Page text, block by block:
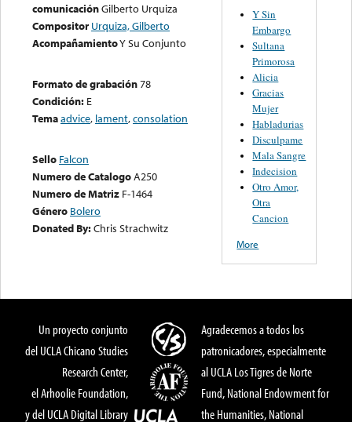
comunicaciónGilberto Urquiza
Compositor Urquiza, Gilberto
AcompañamientoY Su Conjunto
Formato de grabación78
Condición: E
Temaadvice, lament,consolation
Sello Falcon
Numero de CatalogoA250
Numero de Matriz F-1464
Género Bolero
Donated By:Chris Strachwitz
Y Sin
Embargo
Sultana
Primorosa
Alicia
Gracias
Mujer
Habladurias
Disculpame
Mala Sangre
Indecision
Otro Amor,
Otra
Cancion
More
Un proyecto conjunto
del UCLA Chicano Studies
Research Center,
el Arhoolie Foundation,
y del UCLA Digital Library
Agradecemos a todos los
patronicadores, especialmente
al UCLA Los Tigres de Norte
Fund, National Endowment for
the Humanities, National